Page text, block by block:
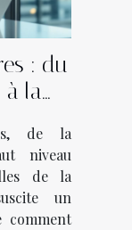
: du
à la
de la
niveau
de la
un
comment